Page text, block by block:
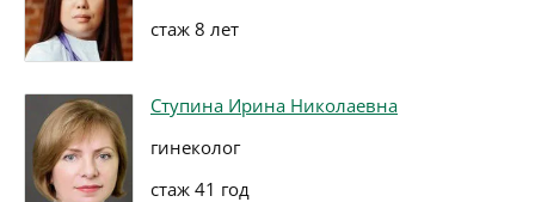
стаж 8 лет
Ступина Ирина Николаевна
гинеколог
стаж 41 год